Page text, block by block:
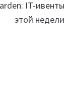
IT-ивенты
этой недели